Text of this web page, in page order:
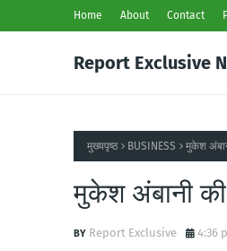
Home About Contact
Report Exclusive
मुख्यपृष्ठ BUSINESS मुकेश
मुकेश अंबानी
Report Exclusive 4:36